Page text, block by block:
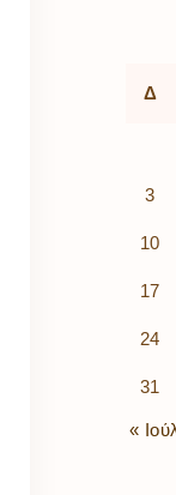
Δ
3
10
17
24
31
«